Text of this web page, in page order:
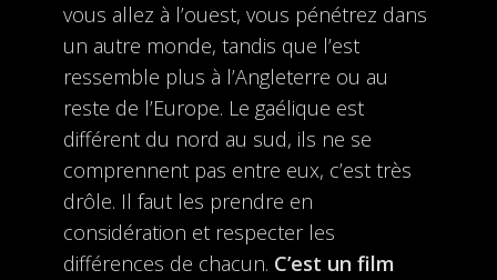
vous allez à l’ouest, vous pénétrez dans
un autre monde, tandis que l’est
ressemble plus à l’Angleterre ou au
reste de l’Europe. Le gaélique est
différent du nord au sud, ils ne se
comprennent pas entre eux, c’est très
drôle. Il faut les prendre en
considération et respecter les
différences de chacun. C’est un film